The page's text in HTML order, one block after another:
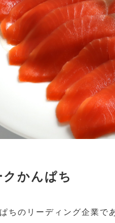
クかんぱち
ちのリーディング企業で